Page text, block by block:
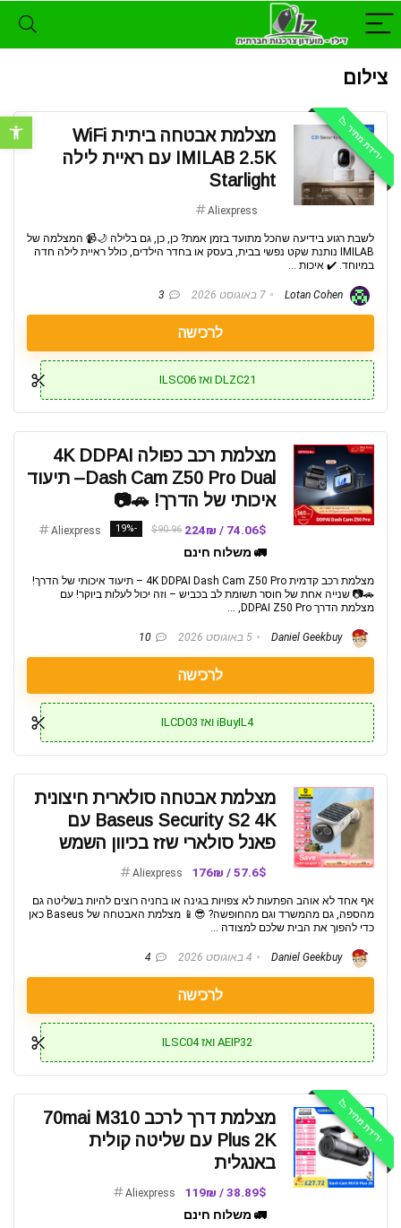
פתח
צילום
ירידת מחיר 📉
מצלמת אבטחה ביתית WiFi
IMILAB 2.5K עם ראיית לילה
Starlight
Aliexpress
לשבת רגוע בידיעה שהכל מתועד בזמן אמת? כן, כן, גם בלילה 🌙📹 המצלמה של
IMILAB נותנת שקט נפשי בבית, בעסק או בחדר הילדים, כולל ראיית לילה חדה
במיוחד. ✔️ איכות ...
7 באוגוסט 2026 3
לרכישה
DLZC21 ואז ILSC06
מצלמת רכב כפולה 4K DDPAI
Dash Cam Z50 Pro Dual– תיעוד
איכותי של הדרך! 🚗📷
74.06$ / 224₪
$90.96
-19%
Aliexpress
🚛 משלוח חינם
מצלמת רכב קדמית 4K DDPAI Dash Cam Z50 Pro – תיעוד איכותי של הדרך!
🚗📷 שנייה אחת של חוסר תשומת לב בכביש – וזה יכול לעלות ביוקר! עם
מצלמת הדרך DDPAI Z50 Pro, ...
5 באוגוסט 2026 10
לרכישה
iBuyIL4 ואז ILCD03
מצלמת אבטחה סולארית חיצונית
Baseus Security S2 4K עם
פאנל סולארי שזז בכיוון השמש
57.6$ / 176₪
Aliexpress
אף אחד לא אוהב הפתעות לא צפויות בגינה או בחניה רוצים להיות בשליטה גם
מהספה, גם מהמשרד וגם מהחופשה? 😎📱 מצלמת האבטחה של Baseus כאן
כדי להפוך את הבית שלכם למצודה ...
4 באוגוסט 2026 4
לרכישה
AEIP32 ואז ILSC04
ירידת מחיר 📉
מצלמת דרך לרכב 70mai M310
Plus 2K עם שליטה קולית
באנגלית
38.89$ / 119₪
Aliexpress
🚛 משלוח חינם